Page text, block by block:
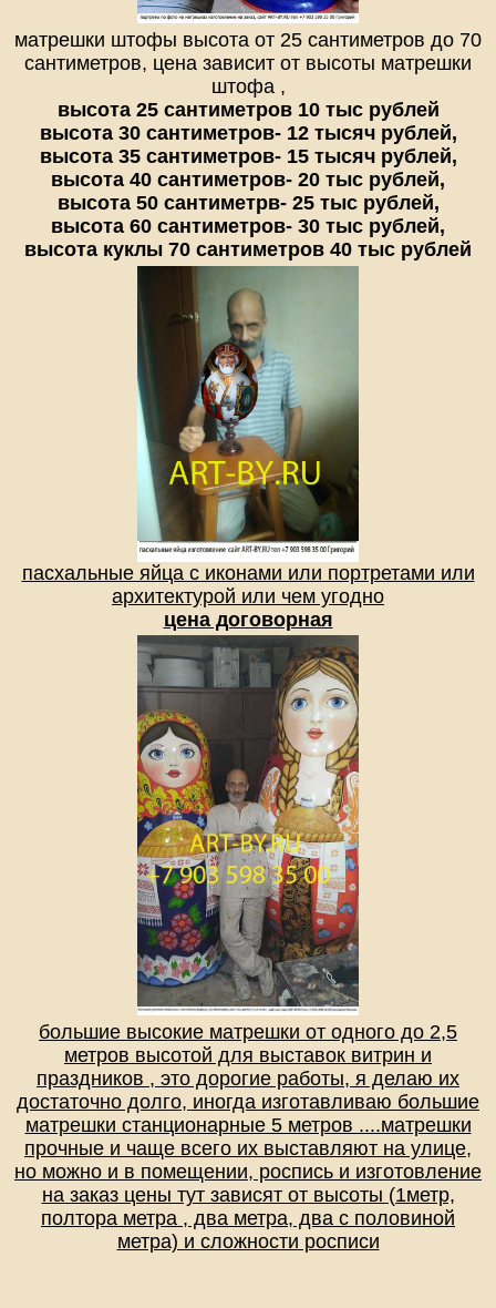
матрешки штофы высота от 25 сантиметров до 70
сантиметров, цена зависит от высоты матрешки
штофа ,
высота 25 сантиметров 10 тыс рублей
высота 30 сантиметров- 12 тысяч рублей,
высота 35 сантиметров- 15 тысяч рублей,
высота 40 сантиметров- 20 тыс рублей,
высота 50 сантиметрв- 25 тыс рублей,
высота 60 сантиметров- 30 тыс рублей,
высота куклы 70 сантиметров 40 тыс рублей
пасхальные яйца с иконами или портретами или
архитектурой или чем угодно
цена договорная
большие высокие матрешки от одного до 2,5
метров высотой для выставок витрин и
праздников , это дорогие работы, я делаю их
достаточно долго, иногда изготавливаю большие
матрешки станционарные 5 метров ....матрешки
прочные и чаще всего их выставляют на улице,
но можно и в помещении, роспись и изготовление
на заказ цены тут зависят от высоты (1метр,
полтора метра , два метра, два с половиной
метра) и сложности росписи